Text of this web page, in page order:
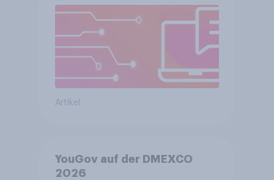
Artikel
YouGov auf der DMEXCO
2026